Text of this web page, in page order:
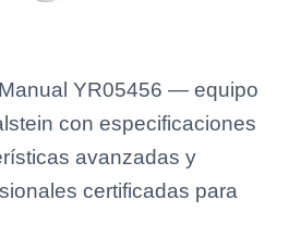
YR05456 — equipo
con especificaciones
avanzadas y
certificadas para